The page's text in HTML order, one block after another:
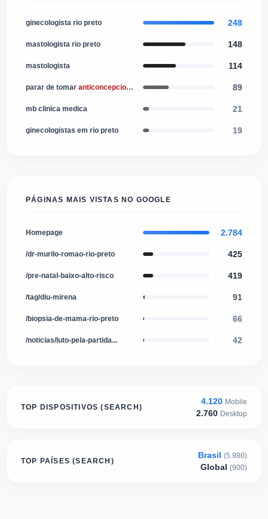
ginecologista rio preto 248
mastologista rio preto 148
mastologista 114
parar de tomar anticoncepcional 89
mb clinica medica 21
ginecologistas em rio preto 19
PÁGINAS MAIS VISTAS NO GOOGLE
Homepage 2.784
/dr-murilo-romao-rio-preto 425
/pre-natal-baixo-alto-risco 419
/tag/diu-mirena 91
/biopsia-de-mama-rio-preto 66
/noticias/luto-pela-partida... 42
TOP DISPOSITIVOS (SEARCH)
4.120 Mobile
2.760 Desktop
TOP PAÍSES (SEARCH)
Brasil (5.980)
Global (900)